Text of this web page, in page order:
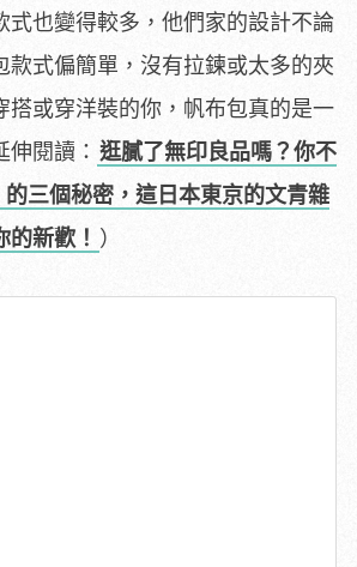
式也變得較多，他們家的設計不論
款式偏簡單，沒有拉鍊或太多的夾
搭或穿洋裝的你，帆布包真的是一
閱讀： 逛膩了無印良品嗎？你不
三個秘密，這日本東京的文青雜
新歡！ ）